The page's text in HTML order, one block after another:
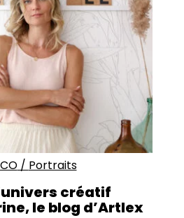
/ Portraits
créatif
le blog d’Artlex